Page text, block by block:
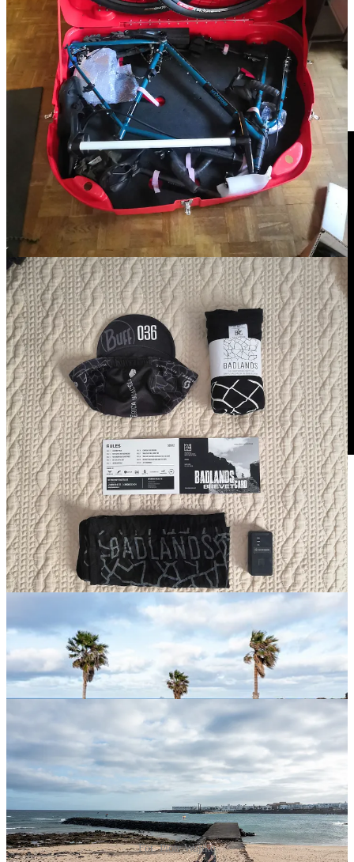
Początek był najlepszy z możliwych. Wszystko spakowane, rower
przygotowany. Do tego mentalna gotowość na strome podjazdy,
techniczne szutry i upał. Ostatnie spojrzenia na szczegóły trasy,
krótki sen i... start! Plan to mocna jazda i spanie w terenie.
Rzeczywistość po 142 km: spadek sił, brak woli do jazdy, wymioty,
noc w hotelu i myśl: Czy to już koniec?
Fot. Piotr Wujtko